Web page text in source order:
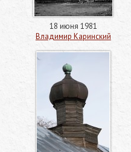
18 июня 1981
Владимир Каринский